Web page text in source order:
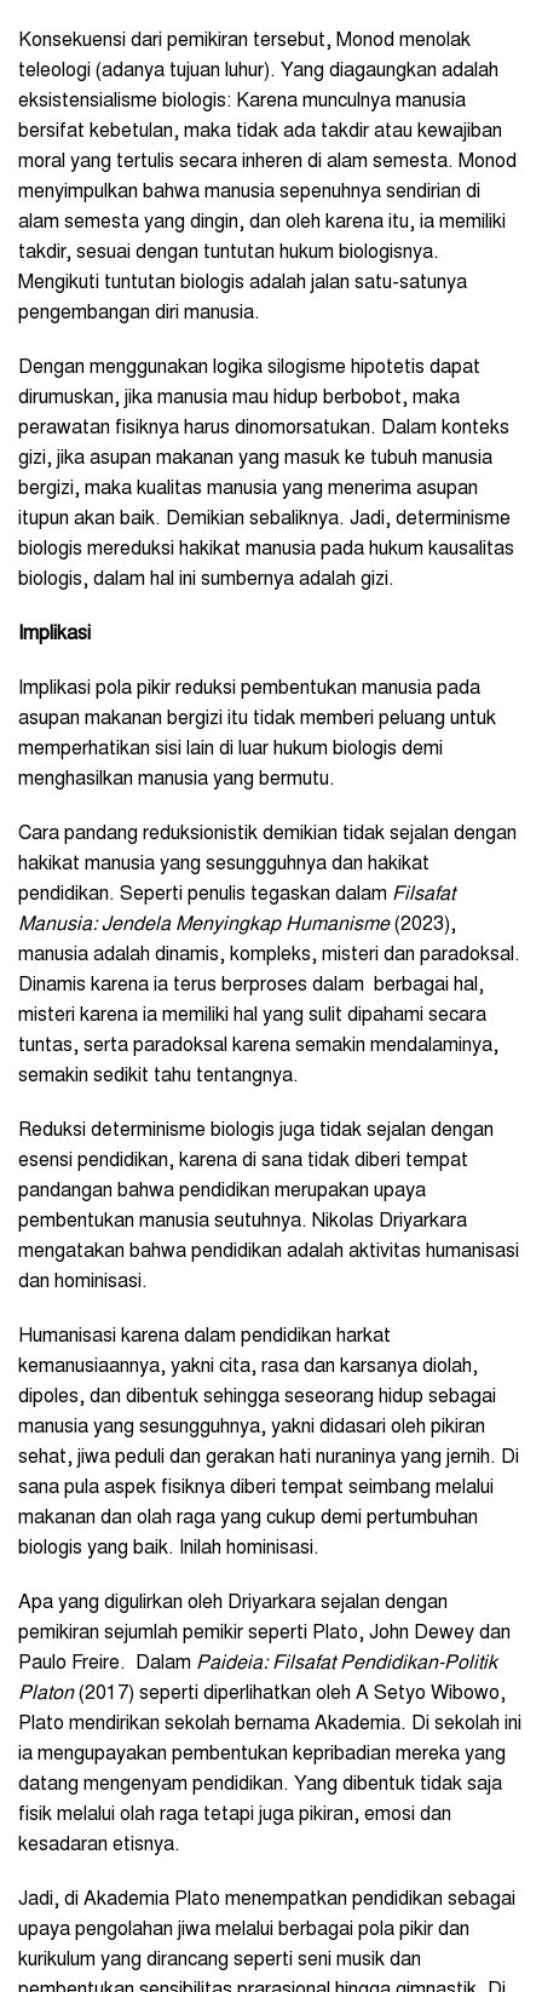
Konsekuensi dari pemikiran tersebut, Monod menolak
teleologi (adanya tujuan luhur). Yang diagaungkan adalah
eksistensialisme biologis: Karena munculnya manusia
bersifat kebetulan, maka tidak ada takdir atau kewajiban
moral yang tertulis secara inheren di alam semesta. Monod
menyimpulkan bahwa manusia sepenuhnya sendirian di
alam semesta yang dingin, dan oleh karena itu, ia memiliki
takdir, sesuai dengan tuntutan hukum biologisnya.
Mengikuti tuntutan biologis adalah jalan satu-satunya
pengembangan diri manusia.
Dengan menggunakan logika silogisme hipotetis dapat
dirumuskan, jika manusia mau hidup berbobot, maka
perawatan fisiknya harus dinomorsatukan. Dalam konteks
gizi, jika asupan makanan yang masuk ke tubuh manusia
bergizi, maka kualitas manusia yang menerima asupan
itupun akan baik. Demikian sebaliknya. Jadi, determinisme
biologis mereduksi hakikat manusia pada hukum kausalitas
biologis, dalam hal ini sumbernya adalah gizi.
Implikasi
Implikasi pola pikir reduksi pembentukan manusia pada
asupan makanan bergizi itu tidak memberi peluang untuk
memperhatikan sisi lain di luar hukum biologis demi
menghasilkan manusia yang bermutu.
Cara pandang reduksionistik demikian tidak sejalan dengan
hakikat manusia yang sesungguhnya dan hakikat
pendidikan. Seperti penulis tegaskan dalam Filsafat
Manusia: Jendela Menyingkap Humanisme(2023),
manusia adalah dinamis, kompleks, misteri dan paradoksal.
Dinamis karena ia terus berproses dalam berbagai hal,
misteri karena ia memiliki hal yang sulit dipahami secara
tuntas, serta paradoksal karena semakin mendalaminya,
semakin sedikit tahu tentangnya.
Reduksi determinisme biologis juga tidak sejalan dengan
esensi pendidikan, karena di sana tidak diberi tempat
pandangan bahwa pendidikan merupakan upaya
pembentukan manusia seutuhnya. Nikolas Driyarkara
mengatakan bahwa pendidikan adalah aktivitas humanisasi
dan hominisasi.
Humanisasi karena dalam pendidikan harkat
kemanusiaannya, yakni cita, rasa dan karsanya diolah,
dipoles, dan dibentuk sehingga seseorang hidup sebagai
manusia yang sesungguhnya, yakni didasari oleh pikiran
sehat, jiwa peduli dan gerakan hati nuraninya yang jernih. Di
sana pula aspek fisiknya diberi tempat seimbang melalui
makanan dan olah raga yang cukup demi pertumbuhan
biologis yang baik. Inilah hominisasi.
Apa yang digulirkan oleh Driyarkara sejalan dengan
pemikiran sejumlah pemikir seperti Plato, John Dewey dan
Paulo Freire. Dalam Paideia: Filsafat Pendidikan-Politik
Platon(2017) seperti diperlihatkan oleh A Setyo Wibowo,
Plato mendirikan sekolah bernama Akademia. Di sekolah ini
ia mengupayakan pembentukan kepribadian mereka yang
datang mengenyam pendidikan. Yang dibentuk tidak saja
fisik melalui olah raga tetapi juga pikiran, emosi dan
kesadaran etisnya.
Jadi, di Akademia Plato menempatkan pendidikan sebagai
upaya pengolahan jiwa melalui berbagai pola pikir dan
kurikulum yang dirancang seperti seni musik dan